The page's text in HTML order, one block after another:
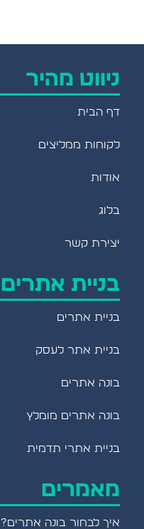
ניווט מהיר
דף הבית
לקוחות ממליצים
אודות
בלוג
יצירת קשר
בניית אתרים
בניית אתרים
בניית אתר לעסק
בונה אתרים
בונה אתרים מומלץ
בניית אתרי תדמית
מאמרים
איך לבחור בונה אתרים?